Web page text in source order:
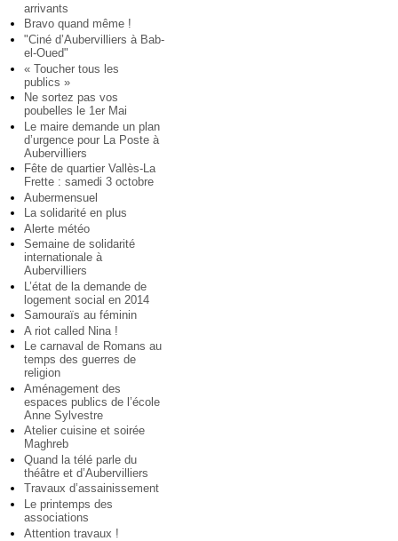
arrivants
Bravo quand même !
"Ciné d’Aubervilliers à Bab-
el-Oued"
« Toucher tous les
publics »
Ne sortez pas vos
poubelles le 1er Mai
Le maire demande un plan
d’urgence pour La Poste à
Aubervilliers
Fête de quartier Vallès-La
Frette : samedi 3 octobre
Aubermensuel
La solidarité en plus
Alerte météo
Semaine de solidarité
internationale à
Aubervilliers
L’état de la demande de
logement social en 2014
Samouraïs au féminin
A riot called Nina !
Le carnaval de Romans au
temps des guerres de
religion
Aménagement des
espaces publics de l’école
Anne Sylvestre
Atelier cuisine et soirée
Maghreb
Quand la télé parle du
théâtre et d’Aubervilliers
Travaux d’assainissement
Le printemps des
associations
Attention travaux !